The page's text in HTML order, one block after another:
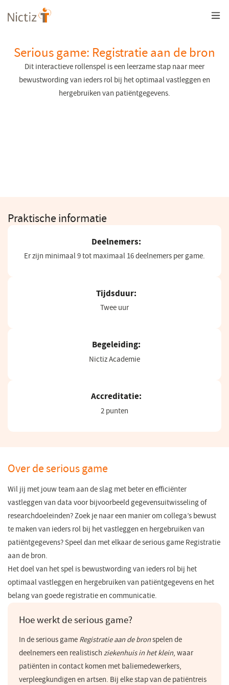
Overslaan
en
gaan
Serious game: Registratie aan de bron
Dit interactieve rollenspel is een leerzame stap naar meer
bewustwording van ieders rol bij het optimaal vastleggen en
hergebruiken van patiëntgegevens.
Praktische informatie
Deelnemers:
Er zijn minimaal 9 tot maximaal 16 deelnemers per game.
Tijdsduur:
Twee uur
Begeleiding:
Nictiz Academie
Accreditatie:
2 punten
Over de serious game
Wil jij met jouw team aan de slag met beter en efficiënter
vastleggen van data voor bijvoorbeeld gegevensuitwisseling of
researchdoeleinden? Zoek je naar een manier om collega’s bewust
te maken van ieders rol bij het vastleggen en hergebruiken van
patiëntgegevens? Speel dan met elkaar de serious game Registratie
aan de bron.
Het doel van het spel is bewustwording van ieders rol bij het
optimaal vastleggen en hergebruiken van patiëntgegevens en het
belang van goede registratie en communicatie.
Hoe werkt de serious game?
In de serious game Registratie aan de bronspelen de
deelnemers een realistisch ziekenhuis in het klein, waar
patiënten in contact komen met baliemedewerkers,
verpleegkundigen en artsen. Bij elke stap van de patiëntreis